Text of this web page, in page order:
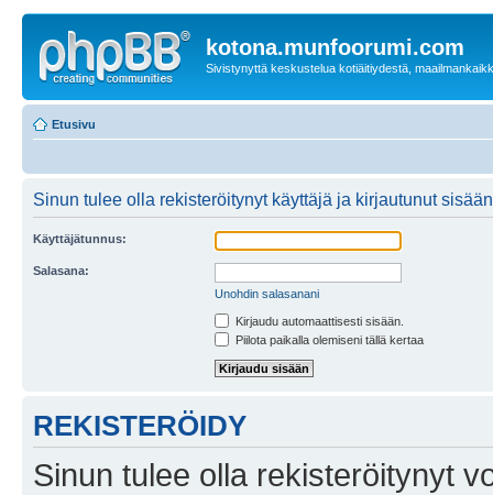
kotona.munfoorumi.com
Sivistynyttä keskustelua kotiäitiydestä,
Etusivu
Sinun tulee olla rekisteröitynyt käyttäjä ja kirjautunut
Käyttäjätunnus:
Salasana:
Unohdin salasanani
Kirjaudu automaattisesti sisään.
Piilota paikalla olemiseni tällä kertaa
REKISTERÖIDY
Sinun tulee olla rekisteröitynyt